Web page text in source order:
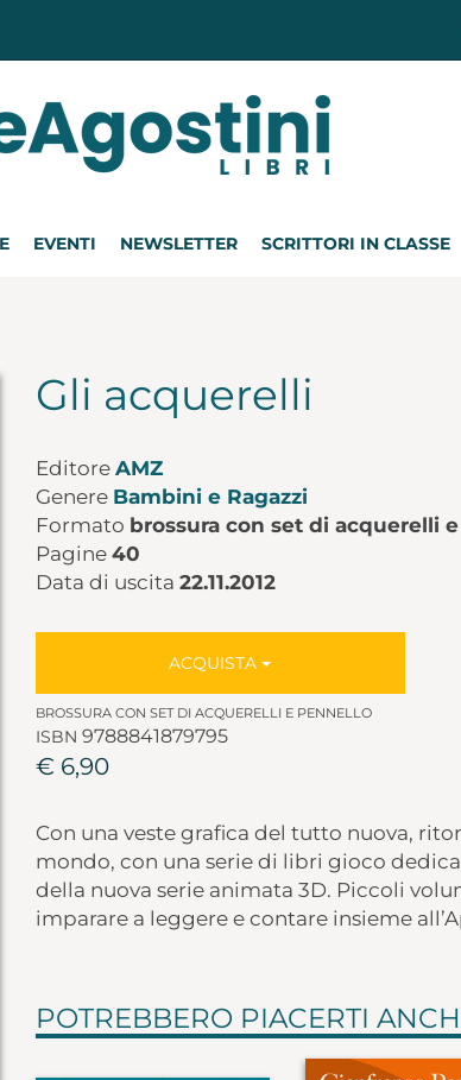
EVENTI NEWSLETTER SCRITTORI IN CLASSE
Gli acquerelli
Editore AMZ
Genere Bambini e Ragazzi
Formato brossura con set di acquerelli
Pagine 40
Data di uscita 22.11.2012
ACQUISTA
BROSSURA CON SET DI ACQUERELLI E PENNELLO
ISBN 9788841879795
€ 6,90
Con una veste grafica del tutto nuova,
mondo, con una serie di libri gioco
della nuova serie animata 3D. Piccoli
imparare a leggere e contare insieme
POTREBBERO PIACERTI